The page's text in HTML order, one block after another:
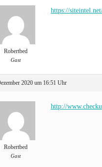
Robertbed
Gast
https://
2020 um 16:51 Uhr
Robertbed
Gast
http://